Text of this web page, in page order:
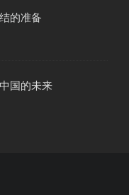
的准备
国的未来